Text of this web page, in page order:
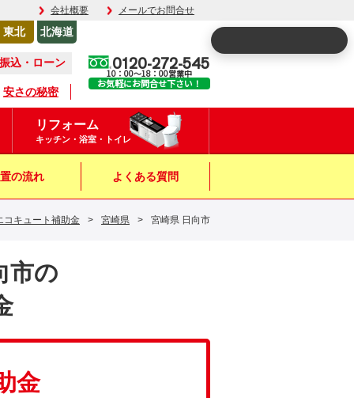
会社概要 メールでお問合せ
込・ローン
安さの秘密
東北 北海道
0120-272-545
10：00～18：00営業中
お気軽にお問合せ下さい！
リフォーム
キッチン・浴室・トイレ
の流れ よくある質問
コキュート補助金 > 宮崎県 > 宮崎県 日向市
市の
金